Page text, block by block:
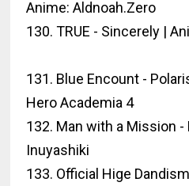
Anime: Aldnoah.Zero
130. TRUE - Sincerely |
131. Blue Encount -
Hero Academia 4
132. Man with a Mission -
Inuyashiki
133. Official Hige